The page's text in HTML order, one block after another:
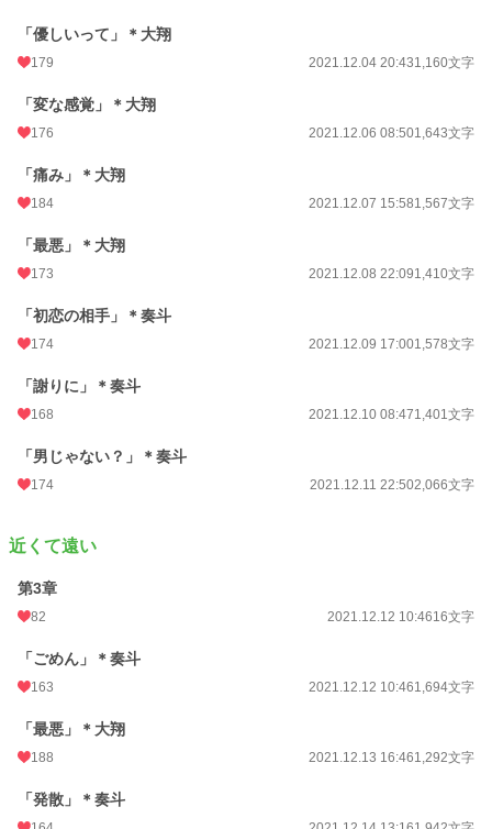
「優しいって」＊大翔
179 2021.12.04 20:431,160文字
「変な感覚」＊大翔
176 2021.12.06 08:501,643文字
「痛み」＊大翔
184 2021.12.07 15:581,567文字
「最悪」＊大翔
173 2021.12.08 22:091,410文字
「初恋の相手」＊奏斗
174 2021.12.09 17:001,578文字
「謝りに」＊奏斗
168 2021.12.10 08:471,401文字
「男じゃない？」＊奏斗
174 2021.12.11 22:502,066文字
近くて遠い
第3章
82 2021.12.12 10:4616文字
「ごめん」＊奏斗
163 2021.12.12 10:461,694文字
「最悪」＊大翔
188 2021.12.13 16:461,292文字
「発散」＊奏斗